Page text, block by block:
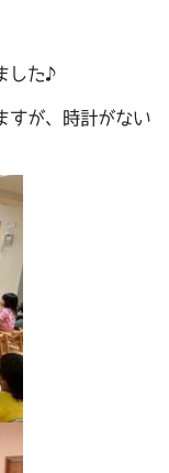
した♪
すが、時計がない